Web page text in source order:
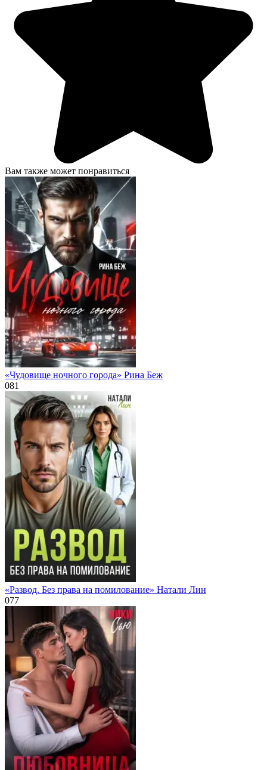
Вам также может понравиться
«Чудовище ночного города» Рина Беж
081
«Развод. Без права на помилование» Натали Лин
077